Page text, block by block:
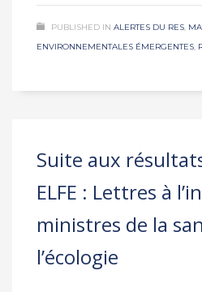
PUBLISHED IN ALERTES DU RES,
ENVIRONNEMENTALES ÉMERGENTES,
Suite aux
ELFE : Lettres à
ministres de la
l’écologie